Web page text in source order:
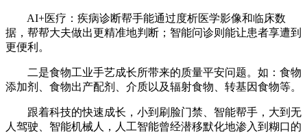
AI+医疗：疾病诊断帮手能通过度析医学影像和临床数
据，帮帮大夫做出更精准地判断；智能问诊则能让患者享遭到
更便利。
二是食物工业手艺成长所带来的质量平安问题。如：食物
添加剂、食物出产配剂、介质以及辐射食物、转基因食物等。
跟着科技的快速成长，小到刷脸门禁、智能帮手，大到无
人驾驶、智能机械人，人工智能曾经潜移默化地渗入到糊口的